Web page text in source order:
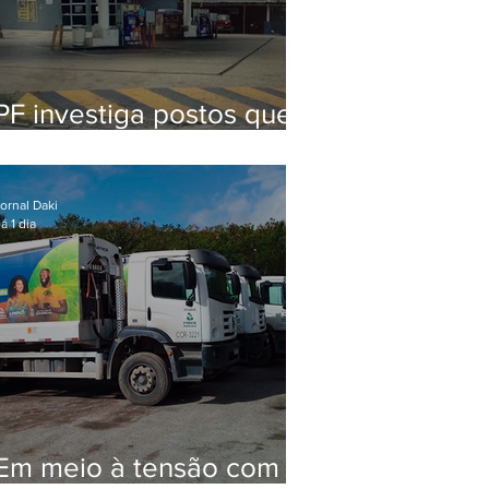
investiga postos que
de secretário
em 2020
meio à tensão com
Daki
1 dia